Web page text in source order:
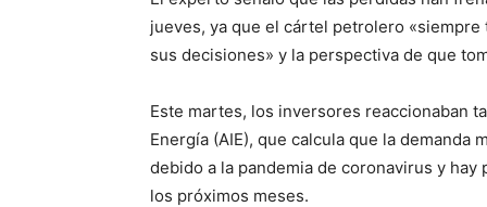
jueves, ya que el cártel petrolero
sus decisiones» y la perspectiva de que
Este martes, los inversores reaccionaban
Energía (AIE), que calcula que la
debido a la pandemia de coronavirus y
los próximos meses.